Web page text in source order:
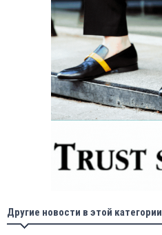
Другие новости в этой категории